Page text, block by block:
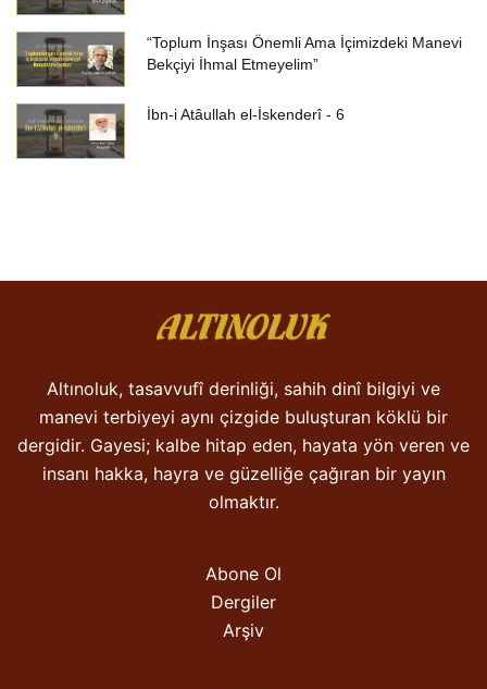
“Toplum İnşası Önemli Ama İçimizdeki Manevi
Bekçiyi İhmal Etmeyelim”
İbn-i Atâullah el-İskenderî - 6
Altınoluk, tasavvufî derinliği, sahih dinî bilgiyi ve
manevi terbiyeyi aynı çizgide buluşturan köklü bir
dergidir. Gayesi; kalbe hitap eden, hayata yön veren ve
insanı hakka, hayra ve güzelliğe çağıran bir yayın
olmaktır.
Abone Ol
Dergiler
Arşiv